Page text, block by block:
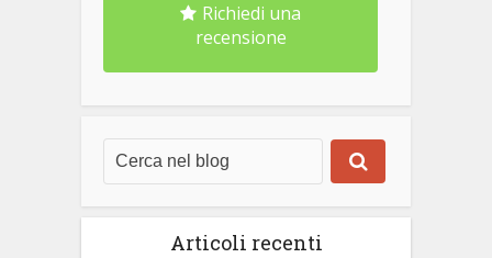
Richiedi una
recensione
Articoli recenti